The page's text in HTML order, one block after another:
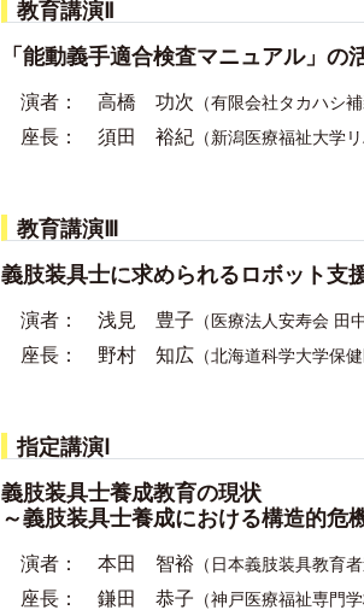
教育講演Ⅱ
「能動義手適合検査マニュアル」の
演者： 高橋 功次 （有限会社タカハシ
座長： 須田 裕紀 （新潟医療福祉大学
教育講演Ⅲ
義肢装具士に求められるロボット支
演者： 浅見 豊子 （医療法人安寿会 田
座長： 野村 知広 （北海道科学大学保
指定講演Ⅰ
義肢装具士養成教育の現状
～義肢装具士養成における構造的危
演者： 本田 智裕 （日本義肢装具教育
座長： 鎌田 恭子 （神戸医療福祉専門